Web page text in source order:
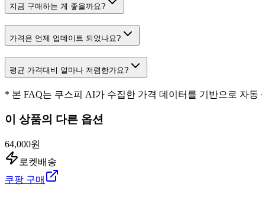
지금 구매하는 게 좋을까요?
가격은 언제 업데이트 되었나요?
평균 가격대비 얼마나 저렴한가요?
* 본 FAQ는 쿠스피 AI가 수집한 가격 데이터를 기반으로 자
이 상품의 다른 옵션
64,000원
로켓배송
쿠팡 구매